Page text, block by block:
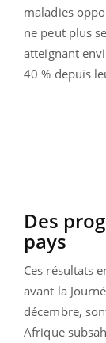
maladies
ne peut plus
atteignant
40 % depuis
Des
pays
Ces résultats
avant la
décembre,
Afrique